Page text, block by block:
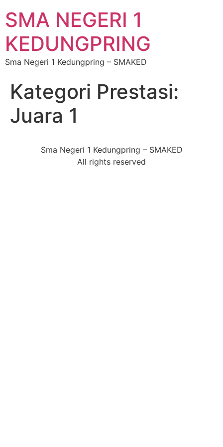
SMA NEGERI 1
KEDUNGPRING
Sma Negeri 1 Kedungpring – SMAKED
Kategori Prestasi:
Juara 1
Sma Negeri 1 Kedungpring – SMAKED
All rights reserved